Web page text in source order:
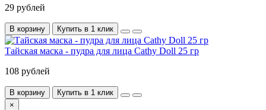
29 рублей
В корзину Купить в 1 клик
Тайская маска - пудра для лица Cathy Doll 25 гр
108 рублей
В корзину
Купить в 1 клик
×